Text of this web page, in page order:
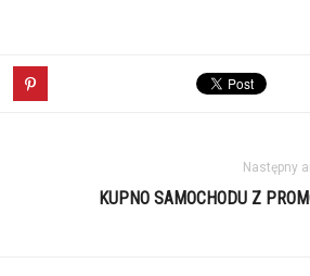
Następny
KUPNO SAMOCHODU Z